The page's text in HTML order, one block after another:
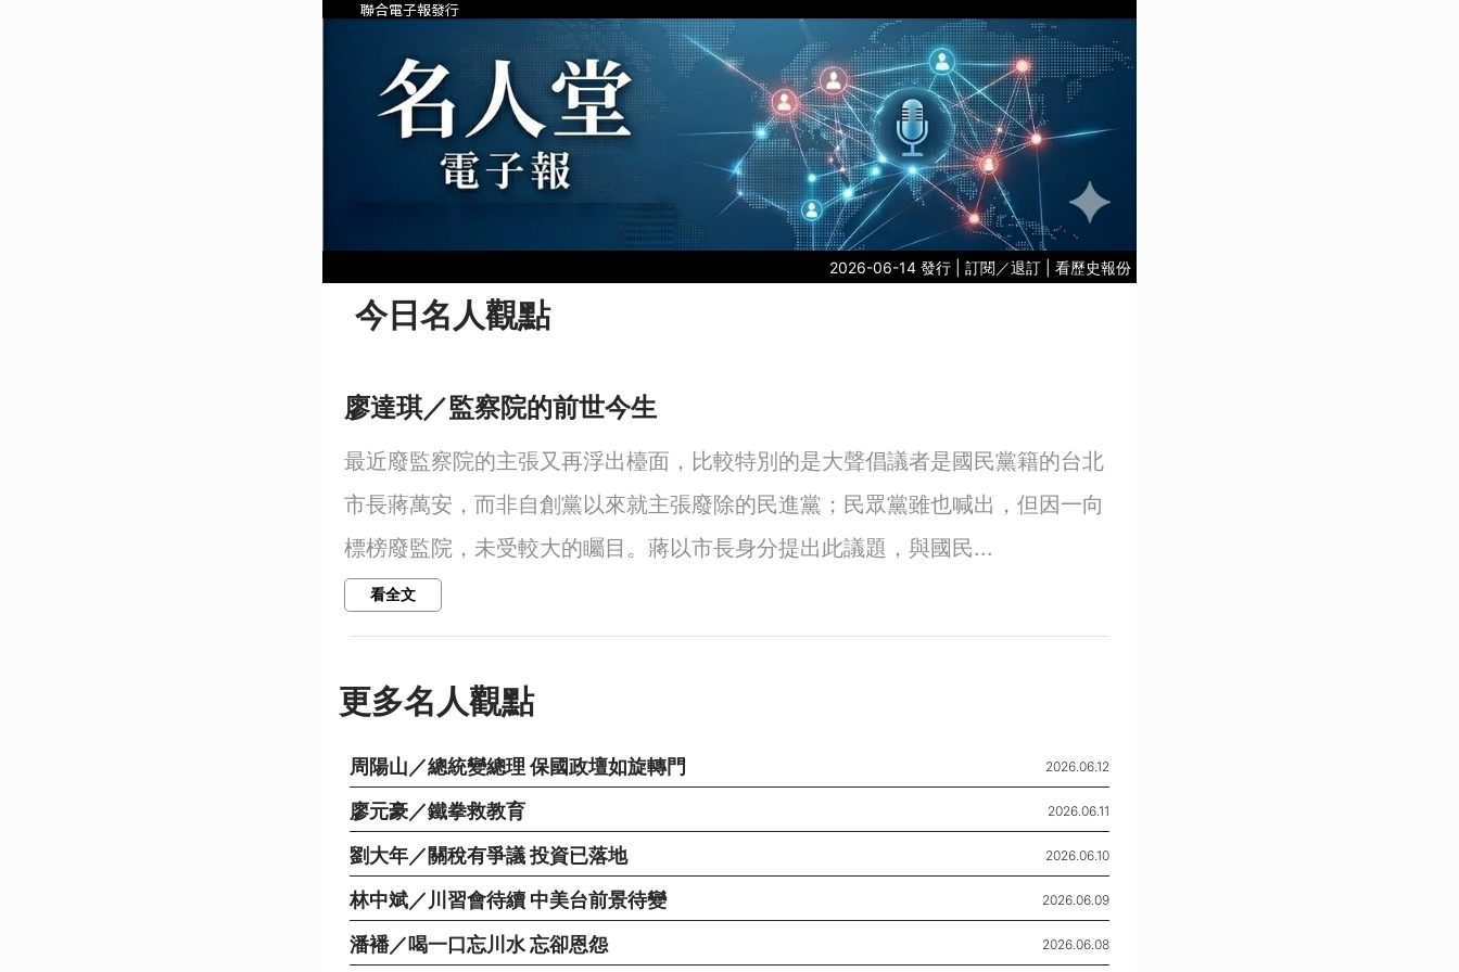
聯合電子報發行
2026-06-14 發行 | 訂閱／退訂 看歷史報份
今日名人觀點
廖達琪／監察院的前世今生
最近廢監察院的主張又再浮出檯面，比較特別的是大聲倡議者是國民黨籍的台北
市長蔣萬安，而非自創黨以來就主張廢除的民進黨；民眾黨雖也喊出，但因一向
標榜廢監院，未受較大的矚目。蔣以市長身分提出此議題，與國民...
看全文
更多名人觀點
周陽山／總統變總理 保國政壇如旋轉門 2026.06.12
廖元豪／鐵拳救教育 2026.06.11
劉大年／關稅有爭議 投資已落地 2026.06.10
林中斌／川習會待續 中美台前景待變 2026.06.09
潘襎／喝一口忘川水 忘卻恩怨 2026.06.08